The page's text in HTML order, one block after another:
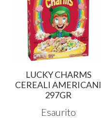
LUCKY CHARMS
CEREALI AMERICANI
297GR
Esaurito